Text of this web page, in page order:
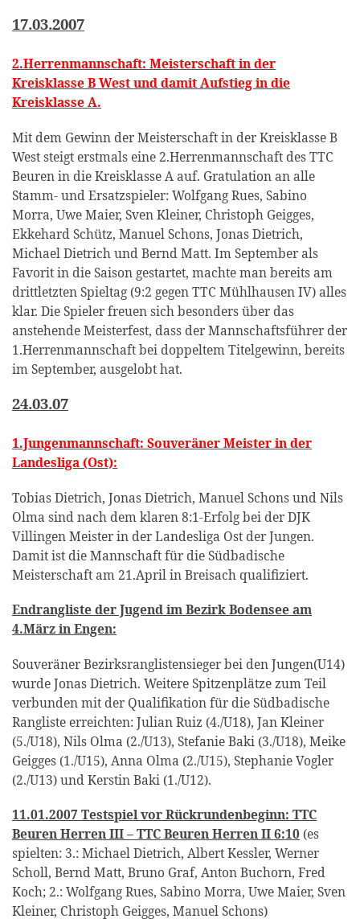
17.03.2007
2.Herrenmannschaft: Meisterschaft in der
Kreisklasse B West und damit Aufstieg in die
Kreisklasse A.
Mit dem Gewinn der Meisterschaft in der Kreisklasse B
West steigt erstmals eine 2.Herrenmannschaft des TTC
Beuren in die Kreisklasse A auf. Gratulation an alle
Stamm- und Ersatzspieler: Wolfgang Rues, Sabino
Morra, Uwe Maier, Sven Kleiner, Christoph Geigges,
Ekkehard Schütz, Manuel Schons, Jonas Dietrich,
Michael Dietrich und Bernd Matt. Im September als
Favorit in die Saison gestartet, machte man bereits am
drittletzten Spieltag (9:2 gegen TTC Mühlhausen IV) alles
klar. Die Spieler freuen sich besonders über das
anstehende Meisterfest, dass der Mannschaftsführer der
1.Herrenmannschaft bei doppeltem Titelgewinn, bereits
im September, ausgelobt hat.
24.03.07
1.Jungenmannschaft: Souveräner Meister in der
Landesliga (Ost):
Tobias Dietrich, Jonas Dietrich, Manuel Schons und Nils
Olma sind nach dem klaren 8:1-Erfolg bei der DJK
Villingen Meister in der Landesliga Ost der Jungen.
Damit ist die Mannschaft für die Südbadische
Meisterschaft am 21.April in Breisach qualifiziert.
Endrangliste der Jugend im Bezirk Bodensee am
4.März in Engen:
Souveräner Bezirksranglistensieger bei den Jungen(U14)
wurde Jonas Dietrich. Weitere Spitzenplätze zum Teil
verbunden mit der Qualifikation für die Südbadische
Rangliste erreichten: Julian Ruiz (4./U18), Jan Kleiner
(5./U18), Nils Olma (2./U13), Stefanie Baki (3./U18), Meike
Geigges (1./U15), Anna Olma (2./U15), Stephanie Vogler
(2./U13) und Kerstin Baki (1./U12).
11.01.2007 Testspiel vor Rückrundenbeginn: TTC
Beuren Herren III – TTC Beuren Herren II 6:10 (es
spielten: 3.: Michael Dietrich, Albert Kessler, Werner
Scholl, Bernd Matt, Bruno Graf, Anton Buchorn, Fred
Koch; 2.: Wolfgang Rues, Sabino Morra, Uwe Maier, Sven
Kleiner, Christoph Geigges, Manuel Schons)